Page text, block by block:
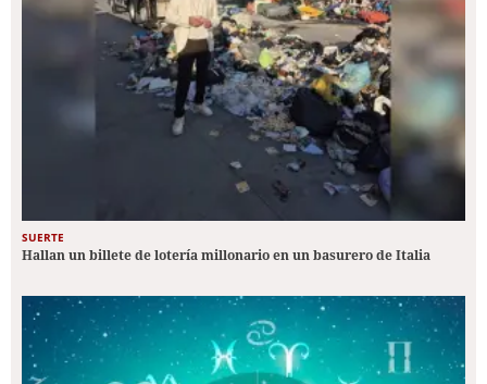
SUERTE
Hallan un billete de lotería millonario en un basurero de Italia